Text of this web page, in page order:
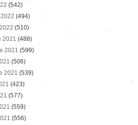
(542)
(494)
(510)
2021 (488)
2021 (599)
(506)
2021 (539)
(423)
(577)
(559)
(556)